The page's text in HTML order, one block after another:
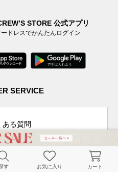
STORE 公式アプリ
ドレスでかんたんログイン
SERVICE
ある質問
す お気に入り カート